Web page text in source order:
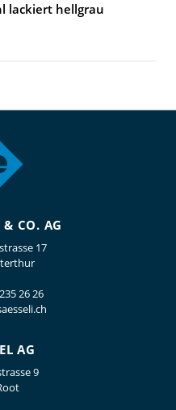
lackiert hellgrau
& CO. AG
17
26 26
AG
9